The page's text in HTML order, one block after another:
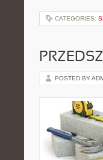
CATEGORIES:
POSTED BY